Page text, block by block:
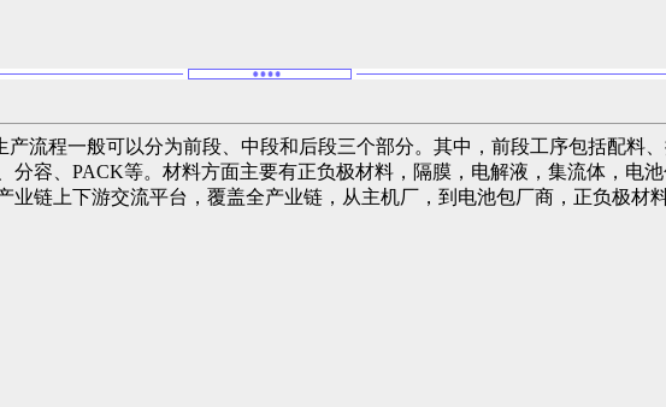
流程一般可以分为前段、中段和后段三个部分。其中，前段工序包括配料
容、PACK等。材料方面主要有正负极材料，隔膜，电解液，集流体，电
链上下游交流平台，覆盖全产业链，从主机厂，到电池包厂商，正负极材